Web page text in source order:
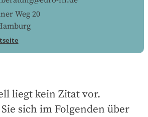
Weg 20
liegt kein Zitat vor.
sich im Folgenden über